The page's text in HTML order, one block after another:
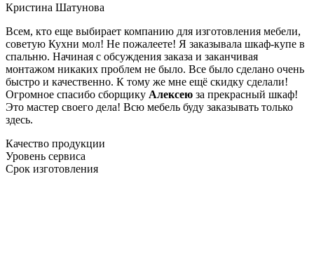
Кристина Шатунова
Всем, кто еще выбирает компанию для изготовления мебели,
советую Кухни мол! Не пожалеете! Я заказывала шкаф-купе в
спальню. Начиная с обсуждения заказа и заканчивая
монтажом никаких проблем не было. Все было сделано очень
быстро и качественно. К тому же мне ещё скидку сделали!
Огромное спасибо сборщику Алексею за прекрасный шкаф!
Это мастер своего дела! Всю мебель буду заказывать только
здесь.
Качество продукции
Уровень сервиса
Срок изготовления